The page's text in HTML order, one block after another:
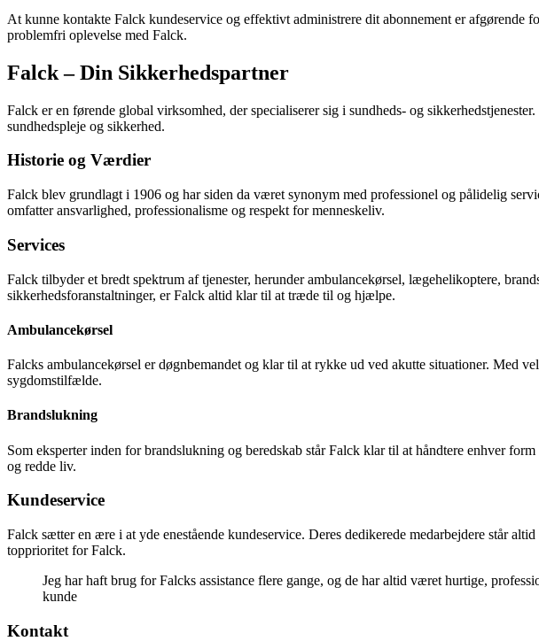
At kunne kontakte Falck kundeservice og effektivt administrere dit abonnement er
problemfri oplevelse med Falck.
Falck – Din Sikkerhedspartner
Falck er en førende global virksomhed, der specialiserer sig i sundheds- og
sundhedspleje og sikkerhed.
Historie og Værdier
Falck blev grundlagt i 1906 og har siden da været synonym med professionel og pålidelig
omfatter ansvarlighed, professionalisme og respekt for menneskeliv.
Services
Falck tilbyder et bredt spektrum af tjenester, herunder ambulancekørsel, lægehelikoptere,
sikkerhedsforanstaltninger, er Falck altid klar til at træde til og hjælpe.
Ambulancekørsel
Falcks ambulancekørsel er døgnbemandet og klar til at rykke ud ved akutte situationer. Med
sygdomstilfælde.
Brandslukning
Som eksperter inden for brandslukning og beredskab står Falck klar til at håndtere enhver
og redde liv.
Kundeservice
Falck sætter en ære i at yde enestående kundeservice. Deres dedikerede medarbejdere står
topprioritet for Falck.
Jeg har haft brug for Falcks assistance flere gange, og de har altid været hurtige,
kunde
Kontakt